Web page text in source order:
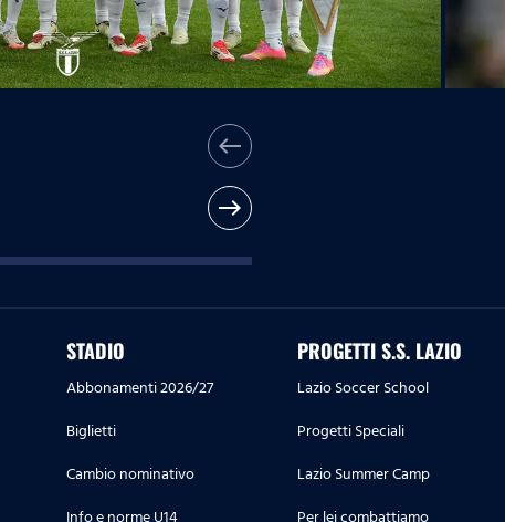
west
east
STADIO
Abbonamenti 2026/27
Biglietti
Cambio nominativo
PROGETTI S.S. LAZIO
Lazio Soccer School
Progetti Speciali
Lazio Summer Camp